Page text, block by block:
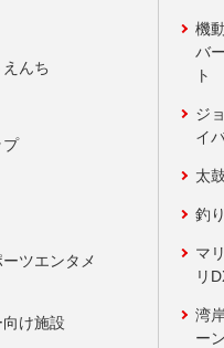
んち
プ
ツエンタメ
け施設
機
バ
ト
ジ
イ
太
釣
マ
リ
湾
ー